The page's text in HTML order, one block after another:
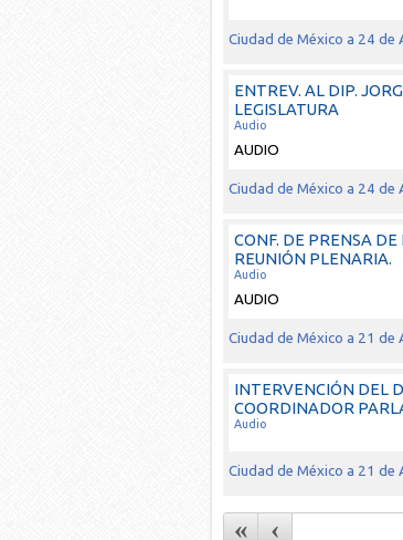
Ciudad de México a 24 de
ENTREV. AL DIP.
LEGISLATURA
Audio
AUDIO
Ciudad de México a 24 de
CONF. DE PRENSA
REUNIÓN PLENARIA.
Audio
AUDIO
Ciudad de México a 21 de
INTERVENCIÓN DEL
COORDINADOR
Audio
Ciudad de México a 21 de
« ‹